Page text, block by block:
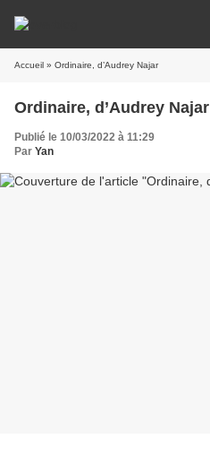
Accueil » Ordinaire, d’Audrey Najar
Ordinaire, d’Audrey Najar
Publié le 10/03/2022 à 11:29
Par Yan